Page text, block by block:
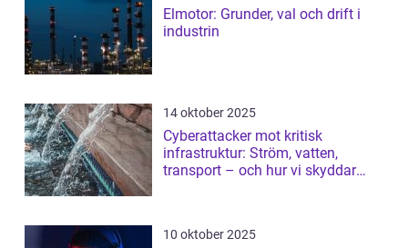
Elmotor: Grunder, val och drift i
industrin
14 oktober 2025
Cyberattacker mot kritisk
infrastruktur: Ström, vatten,
transport – och hur vi skyddar
10 oktober 2025